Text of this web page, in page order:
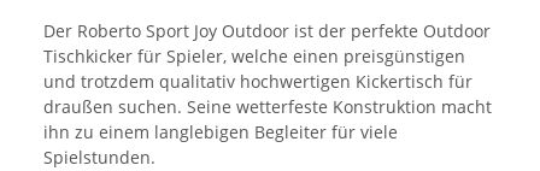
Der Roberto Sport Joy Outdoor ist der perfekte Outdoor
Tischkicker für Spieler, welche einen preisgünstigen
und trotzdem qualitativ hochwertigen Kickertisch für
draußen suchen. Seine wetterfeste Konstruktion macht
ihn zu einem langlebigen Begleiter für viele
Spielstunden.